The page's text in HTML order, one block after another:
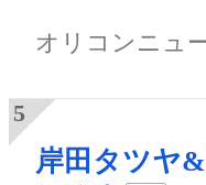
オリコンニュ
岸田タツヤ